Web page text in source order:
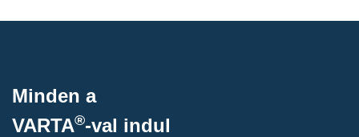
Minden a
VARTA®-val indul